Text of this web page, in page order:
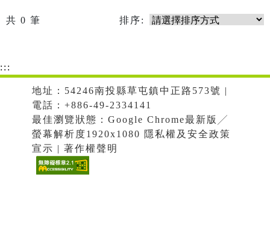
共 0 筆 排序:
:::
地址：54246南投縣草屯鎮中正路573號 |
電話：+886-49-2334141
最佳瀏覽狀態：Google Chrome最新版╱
螢幕解析度1920x1080 隱私權及安全政策
宣示 | 著作權聲明